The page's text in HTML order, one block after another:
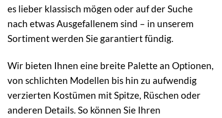
es lieber klassisch mögen oder auf der Suche
nach etwas Ausgefallenem sind – in unserem
Sortiment werden Sie garantiert fündig.
Wir bieten Ihnen eine breite Palette an Optionen,
von schlichten Modellen bis hin zu aufwendig
verzierten Kostümen mit Spitze, Rüschen oder
anderen Details. So können Sie Ihren